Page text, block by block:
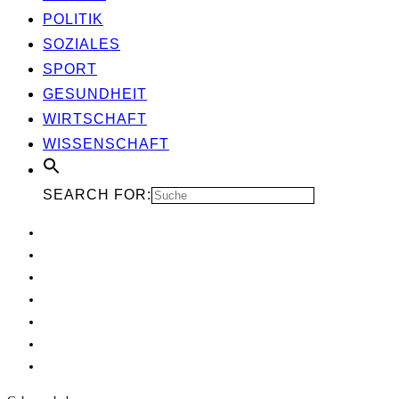
POLI­TIK
SOZIA­LES
SPORT
GESUND­HEIT
WIRT­SCHAFT
WIS­SEN­SCHAFT
SEARCH FOR: